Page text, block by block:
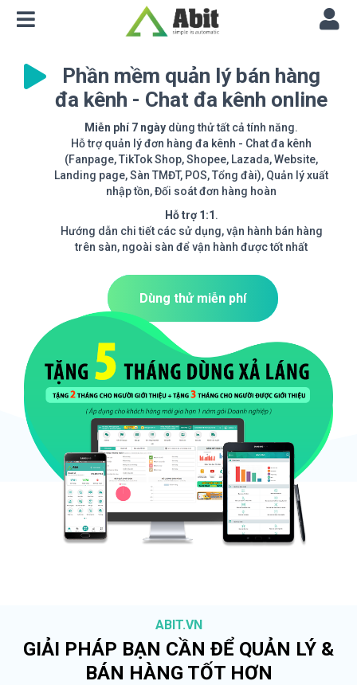
Phần mềm quản lý bán hàng
đa kênh - Chat đa kênh online
Miễn phí 7 ngày dùng thử tất cả tính năng.
Hỗ trợ quản lý đơn hàng đa kênh - Chat đa kênh
(Fanpage, TikTok Shop, Shopee, Lazada, Website,
Landing page, Sàn TMĐT, POS, Tổng đài), Quản lý xuất
nhập tồn, Đối soát đơn hàng hoàn
Hỗ trợ 1:1 .
Hướng dẫn chi tiết các sử dụng, vận hành bán hàng
trên sàn, ngoài sàn để vận hành được tốt nhất
Dùng thử miễn phí
ABIT.VN
GIẢI PHÁP BẠN CẦN ĐỂ QUẢN LÝ &
BÁN HÀNG TỐT HƠN